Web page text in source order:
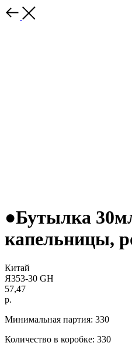
●Бутылка
капельницы,
Китай
Я353-30 GH
57,47
р.
Минимальная партия: 330
Количество в коробке: 330